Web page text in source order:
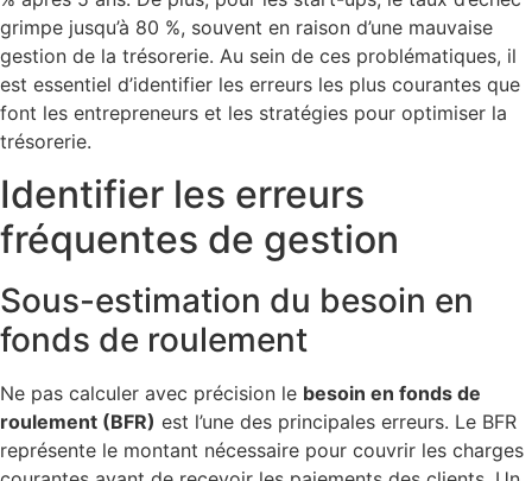
grimpe jusqu’à 80 %, souvent en raison d’une mauvaise
gestion de la trésorerie. Au sein de ces problématiques, il
est essentiel d’identifier les erreurs les plus courantes que
font les entrepreneurs et les stratégies pour optimiser la
trésorerie.
Identifier les erreurs
fréquentes de gestion
Sous-estimation du besoin en
fonds de roulement
Ne pas calculer avec précision le besoin en fonds de
roulement (BFR) est l’une des principales erreurs. Le BFR
représente le montant nécessaire pour couvrir les charges